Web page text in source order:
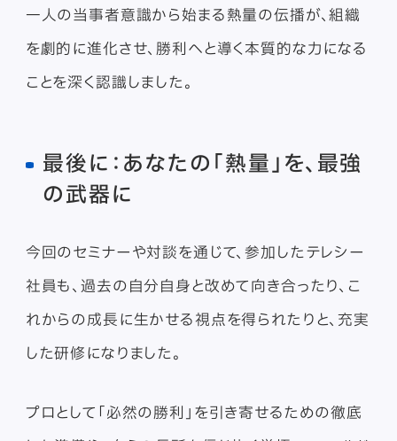
一人の当事者意識から始まる熱量の伝播が、組織
を劇的に進化させ、勝利へと導く本質的な力になる
ことを深く認識しました。
最後に：あなたの「熱量」を、最強
の武器に
今回のセミナーや対談を通じて、参加したテレシー
社員も、過去の自分自身と改めて向き合ったり、こ
れからの成長に生かせる視点を得られたりと、充実
した研修になりました。
プロとして「必然の勝利」を引き寄せるための徹底